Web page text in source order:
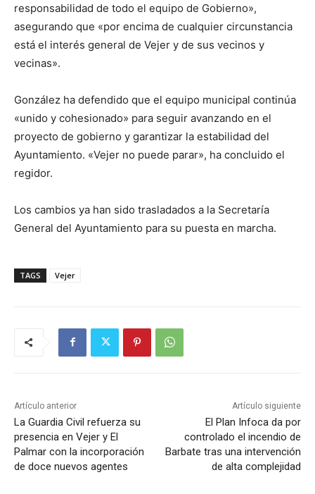
responsabilidad de todo el equipo de Gobierno»,
asegurando que «por encima de cualquier circunstancia
está el interés general de Vejer y de sus vecinos y
vecinas».
González ha defendido que el equipo municipal continúa
«unido y cohesionado» para seguir avanzando en el
proyecto de gobierno y garantizar la estabilidad del
Ayuntamiento. «Vejer no puede parar», ha concluido el
regidor.
Los cambios ya han sido trasladados a la Secretaría
General del Ayuntamiento para su puesta en marcha.
TAGS Vejer
Artículo anterior
La Guardia Civil refuerza su
presencia en Vejer y El
Palmar con la incorporación
de doce nuevos agentes
Artículo siguiente
El Plan Infoca da por
controlado el incendio de
Barbate tras una intervención
de alta complejidad